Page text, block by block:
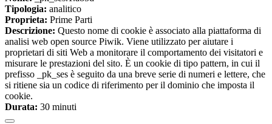
Tipologia: analitico
Proprieta: Prime Parti
Descrizione: Questo nome di cookie è associato alla piattaforma di
analisi web open source Piwik. Viene utilizzato per aiutare i
proprietari di siti Web a monitorare il comportamento dei visitatori e
misurare le prestazioni del sito. È un cookie di tipo pattern, in cui il
prefisso _pk_ses è seguito da una breve serie di numeri e lettere, che
si ritiene sia un codice di riferimento per il dominio che imposta il
cookie.
Durata: 30 minuti